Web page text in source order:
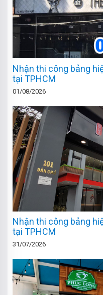
Nhận thi công bảng
tại TPHCM
01/08/2026
Nhận thi công bảng
tại TPHCM
31/07/2026